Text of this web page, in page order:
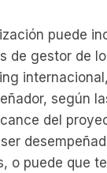
puede
de gestor de
según
del
o puede que